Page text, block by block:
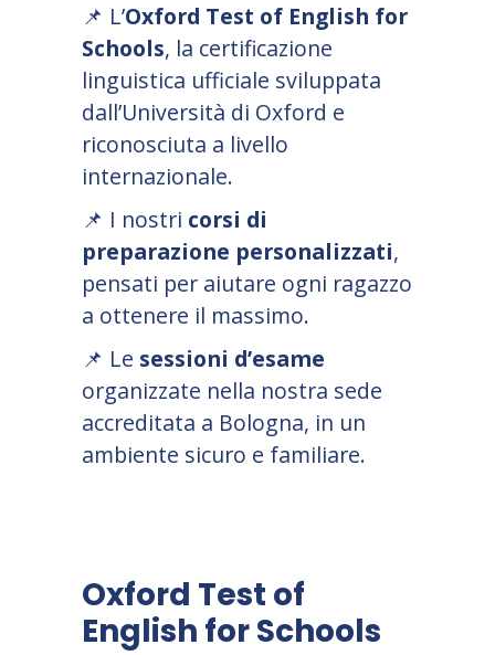
📌 L’Oxford Test of English for
Schools, la certificazione
linguistica ufficiale sviluppata
dall’Università di Oxford e
riconosciuta a livello
internazionale.
📌 I nostri corsi di
preparazione personalizzati,
pensati per aiutare ogni ragazzo
a ottenere il massimo.
📌 Le sessioni d’esame
organizzate nella nostra sede
accreditata a Bologna, in un
ambiente sicuro e familiare.
Oxford Test of
English for Schools